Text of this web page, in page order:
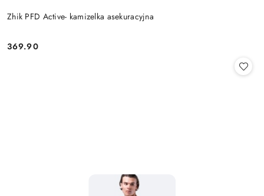
Zhik PFD Active- kamizelka asekuracyjna
Cena:
369.90